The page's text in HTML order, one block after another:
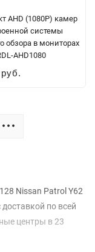
AHD (1080P) камер
системы
обзора в мониторах
AHD1080
руб.
Nissan Patrol Y62
по всей
центры в 23